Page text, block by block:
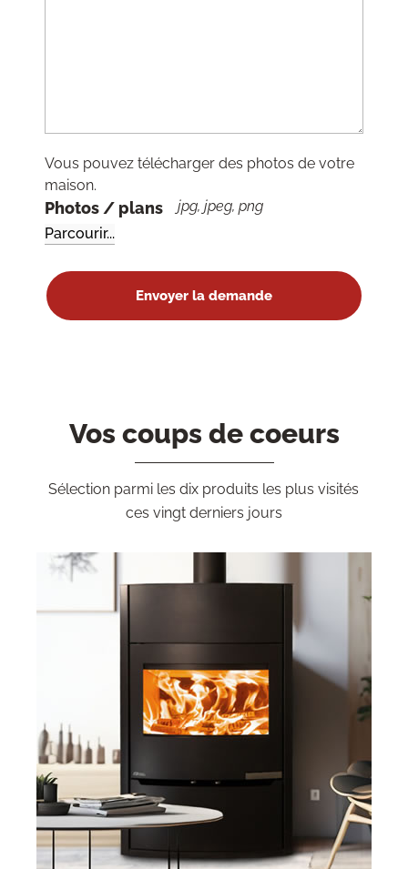
Vous pouvez télécharger des photos de votre
maison.
Photos / plans jpg, jpeg, png
Vos coups de coeurs
Sélection parmi les dix produits les plus visités
ces vingt derniers jours